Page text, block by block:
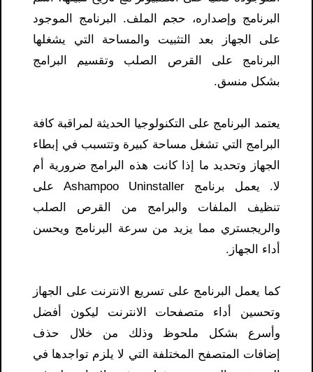
البرنامج وإصداره، حجم الملف. البرنامج الموجود
على الجهاز بعد التثبيت والمساحة التي يشغلها
البرنامج على القرص الصلب وتقسيم البرامج
بشكل منسق.
يعتمد البرنامج على التكنولوجيا الحديثة لمراقبة كافة
البرامج التي تشغل مساحة كبيرة وتتسبب في إبطاء
الجهاز وتحديد ما إذا كانت هذه البرامج ضرورية أم
لا. يعمل برنامج Ashampoo Uninstaller على
تنظيف الملفات والبرامج من القرص الصلب
والريجستري مما يزيد من سرعة البرنامج ويحسن
أداء الجهاز.
كما يعمل البرنامج على تسريع الانترنت على الجهاز
وتحسين أداء متصفحات الانترنت ليكون أفضل
وأسرع بشكل ملحوظ وذلك من خلال حذف
إضافات المتصفح المختلفة التي لا يلزم تواجدها في